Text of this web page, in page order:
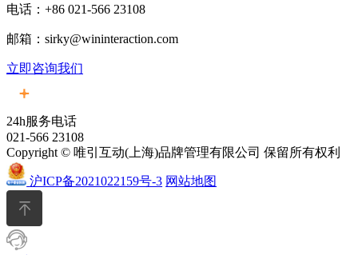
电话：+86 021-566 23108
邮箱：sirky@wininteraction.com
立即咨询我们
24h服务电话
021-566 23108
Copyright © 唯引互动(上海)品牌管理有限公司 保留所有权利
沪ICP备2021022159号-3 网站地图